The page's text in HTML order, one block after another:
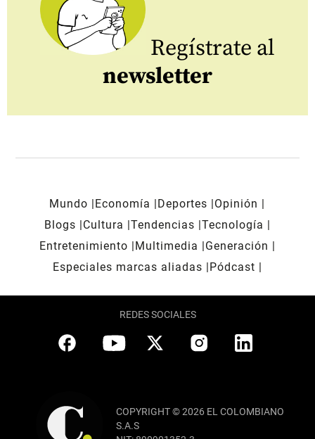
Regístrate al
newsletter
Mundo Economía Deportes
Opinión
Blogs
Cultura Tendencias Tecnología
Entretenimiento
Multimedia
Generación
Especiales marcas aliadas
Pódcast
REDES SOCIALES
COPYRIGHT © 2026 EL COLOMBIANO
S.A.S